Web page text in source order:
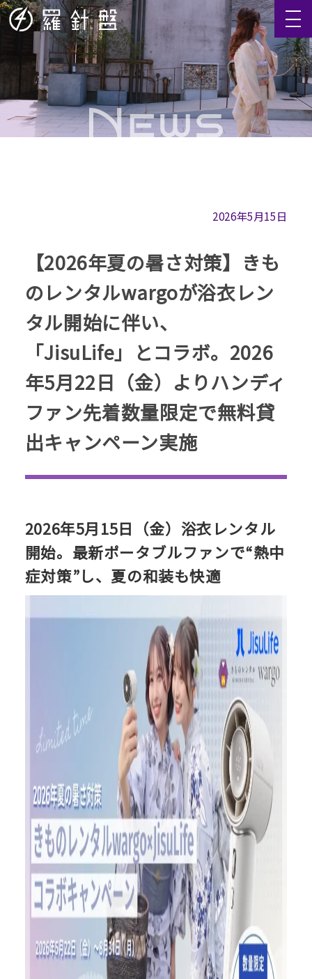
2026年5月15日
【2026年夏の暑さ対策】きも
のレンタルwargoが浴衣レン
タル開始に伴い、
「JisuLife」とコラボ。2026
年5月22日（金）よりハンディ
ファン先着数量限定で無料貸
出キャンペーン実施
2026年5月15日（金）浴衣レンタル
開始。最新ポータブルファンで“熱中
症対策”し、夏の和装も快適